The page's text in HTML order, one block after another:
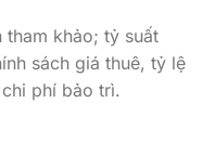
tham khảo; tỷ suất
sách giá thuê, tỷ lệ
phí bảo trì.